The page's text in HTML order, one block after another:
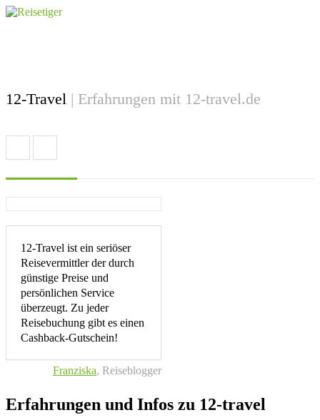
12-Travel | Erfahrungen mit 12-travel.de
12-Travel ist ein seriöser
Reisevermittler der durch
günstige Preise und
persönlichen Service
überzeugt. Zu jeder
Reisebuchung gibt es einen
Cashback-Gutschein!
Franziska, Reiseblogger
Erfahrungen und Infos zu 12-travel